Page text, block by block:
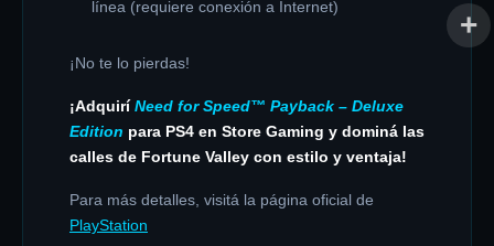
línea (requiere conexión a Internet)
¡No te lo pierdas!
¡AdquiríNeed for Speed™ Payback – Deluxe
Edition para PS4 en Store Gaming y dominá las
calles de Fortune Valley con estilo y ventaja!
Para más detalles, visitá la página oficial de
PlayStation